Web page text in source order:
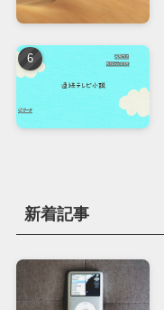
新着記事